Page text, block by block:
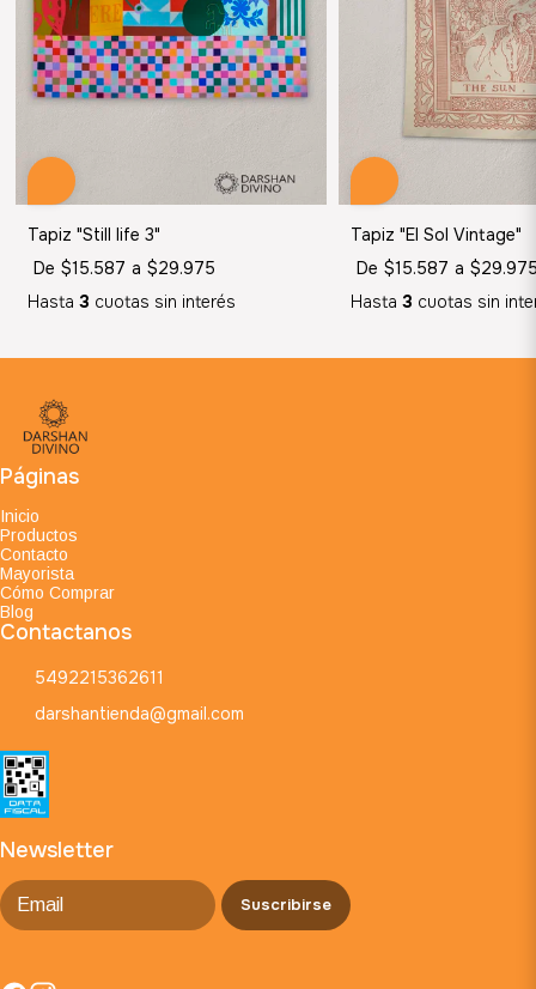
Tapiz "Still life 3"
De $15.587 a $29.975
Hasta 3 cuotas sin interés
Tapiz "El Sol Vintage"
De $15.587 a
Hasta3 cuotas sin
Páginas
Inicio
Productos
Contacto
Mayorista
Cómo Comprar
Blog
Contactanos
5492215362611
darshantienda@gmail.com
Newsletter
Suscribirse